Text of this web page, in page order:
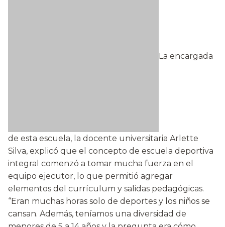
La encargada
de esta escuela, la docente universitaria Arlette
Silva, explicó que el concepto de escuela deportiva
integral comenzó a tomar mucha fuerza en el
equipo ejecutor, lo que permitió agregar
elementos del currículum y salidas pedagógicas.
“Eran muchas horas solo de deportes y los niños se
cansan. Además, teníamos una diversidad de